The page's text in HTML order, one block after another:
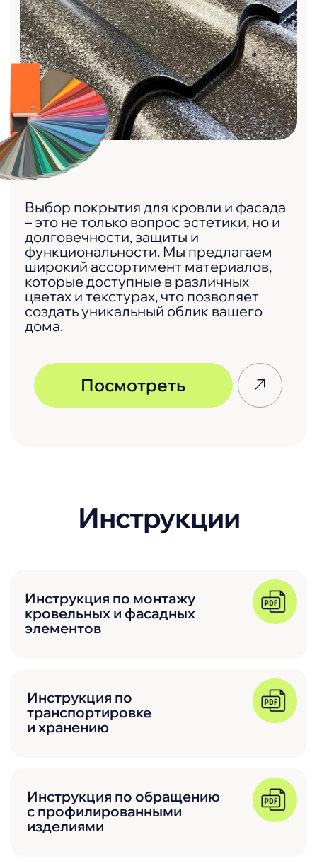
Инструкция по обращению
с профилированными
изделиями
Инструкция по
транспортировке
и хранению
Инструкция по
монтажу забора
жалюзи «Классик»
Инструкция по монтажу
забора жалюзи «Модерн»
Необходима помощь
в подборе или
расчете материала?
поиска в интернете. Обычно ответ
оказывается более понятным, чем при
бесконечных поисках по сайтам.